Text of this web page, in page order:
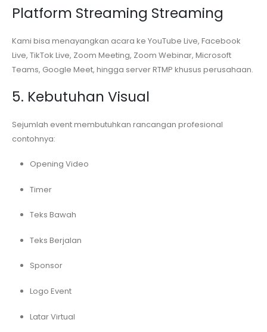
Platform Streaming Streaming
Kami bisa menayangkan acara ke YouTube Live, Facebook
Live, TikTok Live, Zoom Meeting, Zoom Webinar, Microsoft
Teams, Google Meet, hingga server RTMP khusus perusahaan.
5. Kebutuhan Visual
Sejumlah event membutuhkan rancangan profesional
contohnya:
Opening Video
Timer
Teks Bawah
Teks Berjalan
Sponsor
Logo Event
Latar Virtual